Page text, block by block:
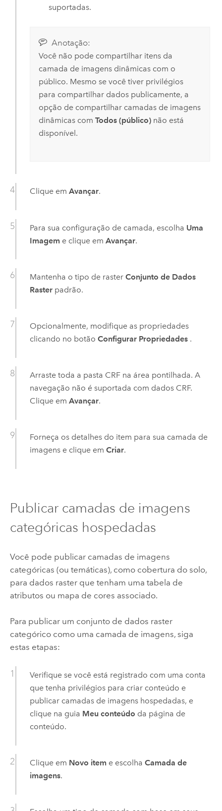
suportadas.
Anotação:
Você não pode compartilhar itens da
camada de imagens dinâmicas com o
público. Mesmo se você tiver privilégios
para compartilhar dados publicamente, a
opção de compartilhar camadas de imagens
dinâmicas com Todos (público)não está
disponível.
Clique em Avançar.
Para sua configuração de camada, escolha Uma
Imageme clique em Avançar.
Mantenha o tipo de raster Conjunto de Dados
Rasterpadrão.
Opcionalmente, modifique as propriedades
clicando no botão Configurar Propriedades.
Arraste toda a pasta CRF na área pontilhada. A
navegação não é suportada com dados CRF.
Clique em Avançar.
Forneça os detalhes do item para sua camada de
imagens e clique em Criar.
Publicar camadas de imagens
categóricas hospedadas
Você pode publicar camadas de imagens
categóricas (ou temáticas), como cobertura do solo,
para dados raster que tenham uma tabela de
atributos ou mapa de cores associado.
Para publicar um conjunto de dados raster
categórico como uma camada de imagens, siga
estas etapas:
Verifique se você está registrado com uma conta
que tenha privilégios para criar conteúdo e
publicar camadas de imagens hospedadas, e
clique na guia Meu conteúdo da página de
conteúdo.
Clique em Novo iteme escolha Camada de
imagens.